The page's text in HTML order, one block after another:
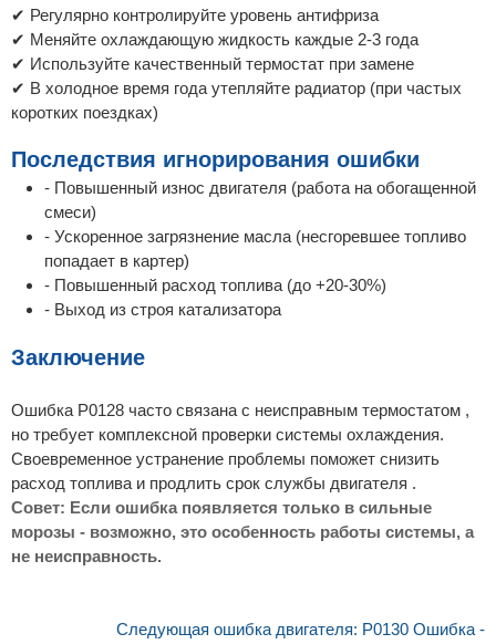
✔ Регулярно контролируйте уровень антифриза
✔ Меняйте охлаждающую жидкость каждые 2-3 года
✔ Используйте качественный термостат при замене
✔ В холодное время года утепляйте радиатор (при частых
коротких поездках)
Последствия игнорирования ошибки
- Повышенный износ двигателя (работа на обогащенной
смеси)
- Ускоренное загрязнение масла (несгоревшее топливо
попадает в картер)
- Повышенный расход топлива (до +20-30%)
- Выход из строя катализатора
Заключение
Ошибка P0128 часто связана с неисправным термостатом ,
но требует комплексной проверки системы охлаждения.
Своевременное устранение проблемы поможет снизить
расход топлива и продлить срок службы двигателя .
Совет: Если ошибка появляется только в сильные
морозы - возможно, это особенность работы системы, а
не неисправность.
Следующая ошибка двигателя: P0130 Ошибка -